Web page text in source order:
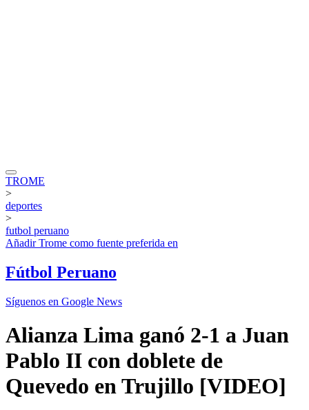
TROME
>
deportes
>
futbol peruano
AñadirTrome como fuente preferida en
Fútbol Peruano
Síguenos en Google News
Alianza Lima ganó 2-1 a Juan
Pablo II con doblete de
Quevedo en Trujillo [VIDEO]